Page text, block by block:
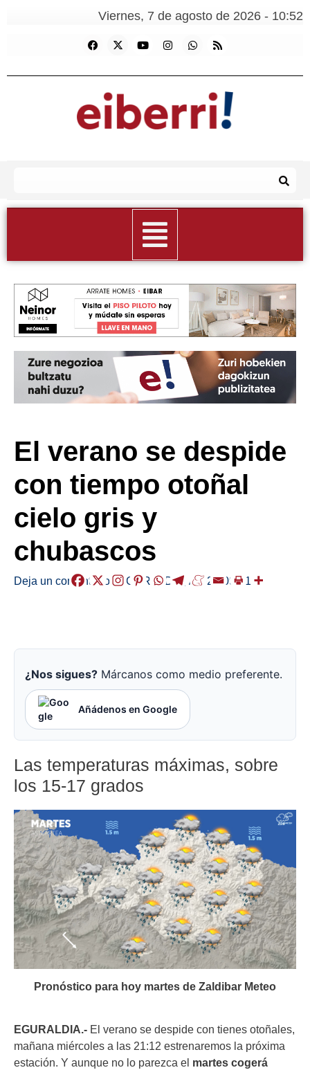
Viernes, 7 de agosto de 2026 - 10:52
El verano se despide
con tiempo otoñal
cielo gris y
chubascos
Deja un comentario /EGURALDIA, /2021-09-21
¿Nos sigues? Márcanos como medio preferente.
Añádenos en Google
Las temperaturas máximas, sobre
los 15-17 grados
Pronóstico para hoy martes de Zaldibar Meteo
EGURALDIA.- El verano se despide con tienes otoñales,
mañana miércoles a las 21:12 estrenaremos la próxima
estación. Y aunque no lo parezca el martes cogerá